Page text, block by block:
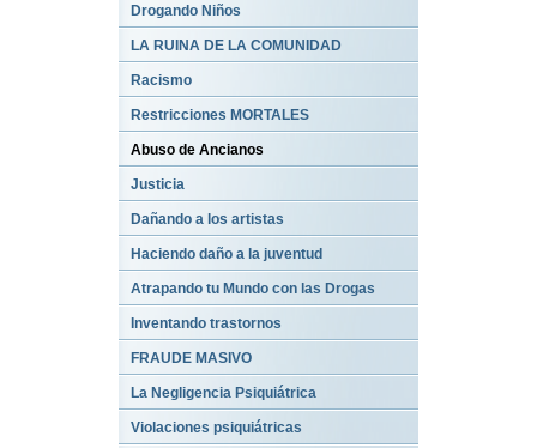
Drogando Niños
LA RUINA DE LA COMUNIDAD
Racismo
Restricciones MORTALES
Abuso de Ancianos
Justicia
Dañando a los artistas
Haciendo daño a la juventud
Atrapando tu Mundo con las Drogas
Inventando trastornos
FRAUDE MASIVO
La Negligencia Psiquiátrica
Violaciones psiquiátricas